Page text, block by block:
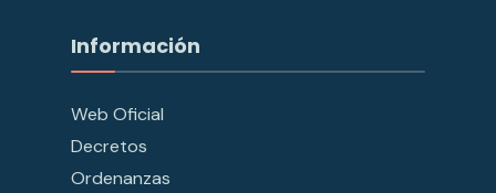
Información
Web Oficial
Decretos
Ordenanzas